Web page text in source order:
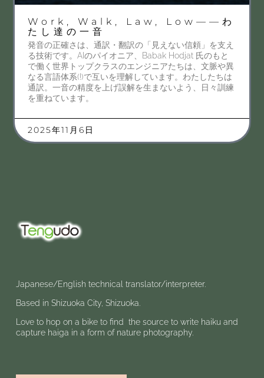
Work, Walk, Law, Low——わ
たし達の一音
発音の正確さは、通訳・翻訳の「見えない信頼」を支え
る技術です。AIのパイオニア、Babak Hodjat 氏のもと
で働く世界トップクラスのエンジニアたちは、文脈や異
なる言語体系(!)で互いを理解しています。わたしたちは
通訳。一音の精度を上げ誤解を生まないよう、日々訓練
を重ねています。
2025年11月6日
Japanese/English technical translator/interpreter.
Based in Shizuoka City, Shizuoka.
Love to hop on a bike to find the source to write haiku and
capture haiga in a form of nature photography.